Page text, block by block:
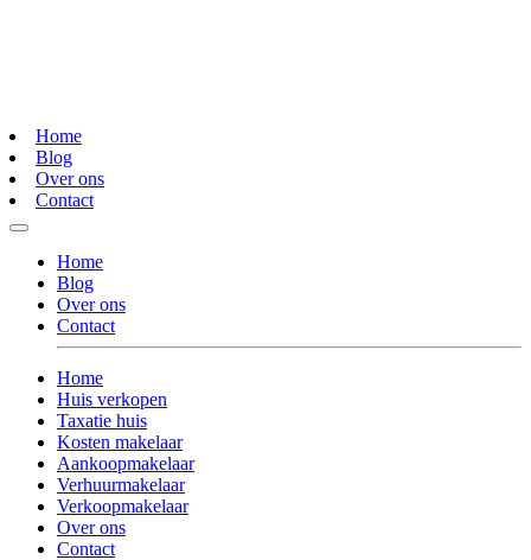
Home
Blog
Over ons
Contact
Home
Blog
Over ons
Contact
Home
Huis verkopen
Taxatie huis
Kosten makelaar
Aankoopmakelaar
Verhuurmakelaar
Verkoopmakelaar
Over ons
Contact